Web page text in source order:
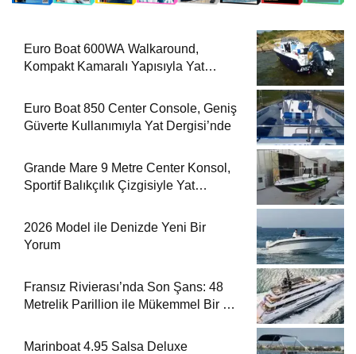
Euro Boat 600WA Walkaround,
Kompakt Kamaralı Yapısıyla Yat
Euro Boat 850 Center Console, Geniş
Güverte Kullanımıyla Yat Dergisi’nde
Grande Mare 9 Metre Center Konsol,
Sportif Balıkçılık Çizgisiyle Yat
2026 Model ile Denizde Yeni Bir
Yorum
Fransız Rivierası’nda Son Şans: 48
Metrelik Parillion ile Mükemmel Bir Yat
Marinboat 4.95 Salsa Deluxe